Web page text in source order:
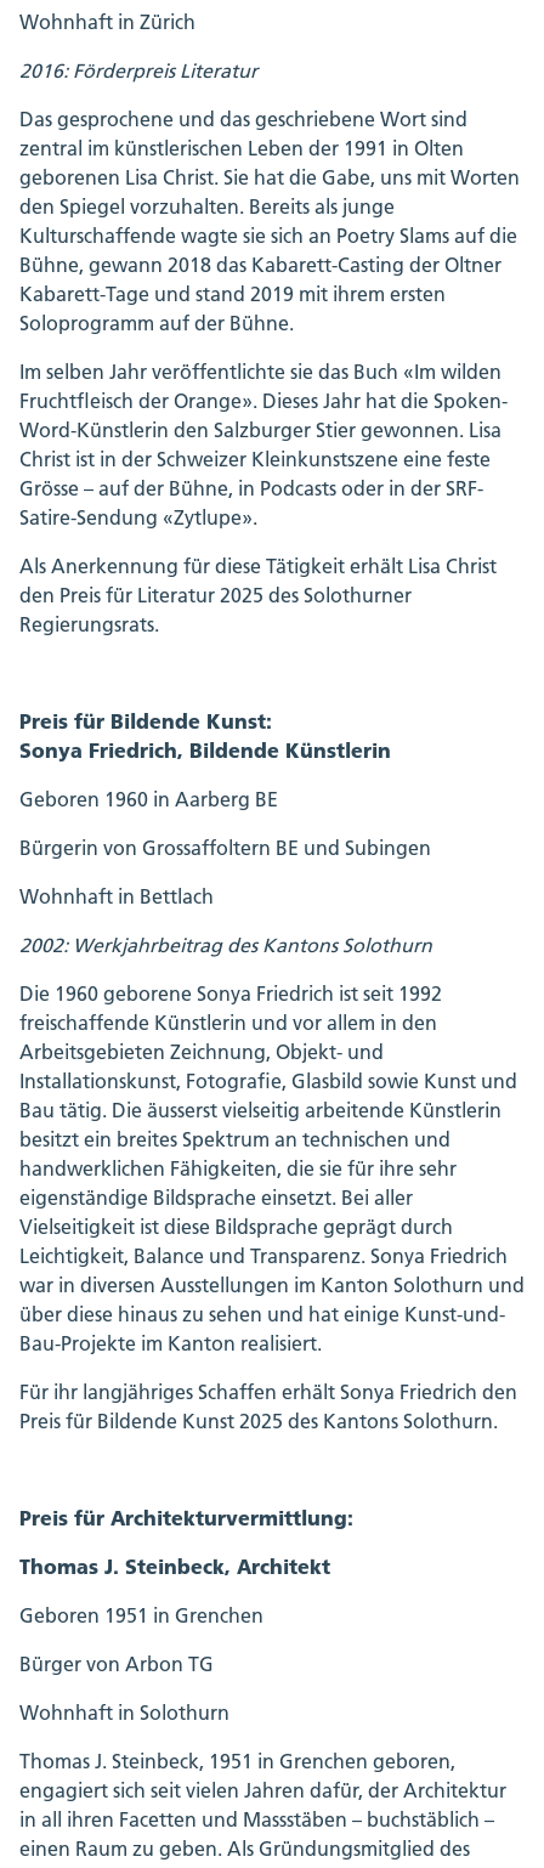
Wohnhaft in Zürich
2016: Förderpreis Literatur
Das gesprochene und das geschriebene Wort sind
zentral im künstlerischen Leben der 1991 in Olten
geborenen Lisa Christ. Sie hat die Gabe, uns mit Worten
den Spiegel vorzuhalten. Bereits als junge
Kulturschaffende wagte sie sich an Poetry Slams auf die
Bühne, gewann 2018 das Kabarett-Casting der Oltner
Kabarett-Tage und stand 2019 mit ihrem ersten
Soloprogramm auf der Bühne.
Im selben Jahr veröffentlichte sie das Buch «Im wilden
Fruchtfleisch der Orange». Dieses Jahr hat die Spoken-
Word-Künstlerin den Salzburger Stier gewonnen. Lisa
Christ ist in der Schweizer Kleinkunstszene eine feste
Grösse – auf der Bühne, in Podcasts oder in der SRF-
Satire-Sendung «Zytlupe».
Als Anerkennung für diese Tätigkeit erhält Lisa Christ
den Preis für Literatur 2025 des Solothurner
Regierungsrats.
Preis für Bildende Kunst:
Sonya Friedrich, Bildende Künstlerin
Geboren 1960 in Aarberg BE
Bürgerin von Grossaffoltern BE und Subingen
Wohnhaft in Bettlach
2002: Werkjahrbeitrag des Kantons Solothurn
Die 1960 geborene Sonya Friedrich ist seit 1992
freischaffende Künstlerin und vor allem in den
Arbeitsgebieten Zeichnung, Objekt- und
Installationskunst, Fotografie, Glasbild sowie Kunst und
Bau tätig. Die äusserst vielseitig arbeitende Künstlerin
besitzt ein breites Spektrum an technischen und
handwerklichen Fähigkeiten, die sie für ihre sehr
eigenständige Bildsprache einsetzt. Bei aller
Vielseitigkeit ist diese Bildsprache geprägt durch
Leichtigkeit, Balance und Transparenz. Sonya Friedrich
war in diversen Ausstellungen im Kanton Solothurn und
über diese hinaus zu sehen und hat einige Kunst-und-
Bau-Projekte im Kanton realisiert.
Für ihr langjähriges Schaffen erhält Sonya Friedrich den
Preis für Bildende Kunst 2025 des Kantons Solothurn.
Preis für Architekturvermittlung:
Thomas J. Steinbeck, Architekt
Geboren 1951 in Grenchen
Bürger von Arbon TG
Wohnhaft in Solothurn
Thomas J. Steinbeck, 1951 in Grenchen geboren,
engagiert sich seit vielen Jahren dafür, der Architektur
in all ihren Facetten und Massstäben – buchstäblich –
einen Raum zu geben. Als Gründungsmitglied des